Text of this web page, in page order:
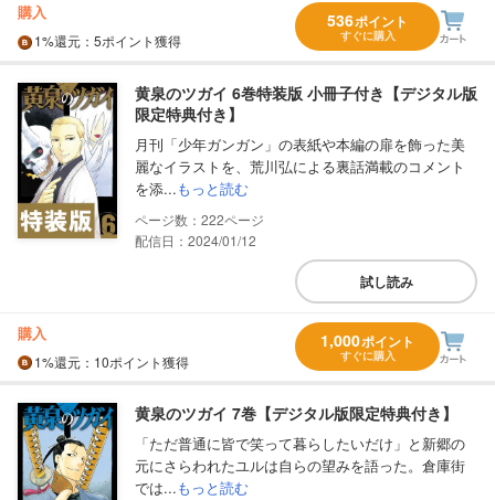
購入
1%還元 ：5ポイント獲得
536ポイント
すぐに購入
黄泉のツガイ 6巻特装版 小冊子付き【デジタル版
限定特典付き】
月刊「少年ガンガン」の表紙や本編の扉を飾った美
麗なイラストを、荒川弘による裏話満載のコメント
を添...もっと読む
222
配信日：2024/01/12
試し読み
購入
1%還元 ：10ポイント獲得
1,000ポイント
すぐに購入
黄泉のツガイ 7巻【デジタル版限定特典付き】
「ただ普通に皆で笑って暮らしたいだけ」と新郷の
元にさらわれたユルは自らの望みを語った。倉庫街
では...もっと読む